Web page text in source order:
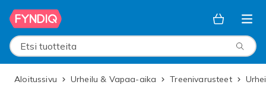
Ohita ja siirry pääsisältöön
Etsi tuotteita
Aloitussivu Urheilu & Vapaa-aika Treenivarusteet